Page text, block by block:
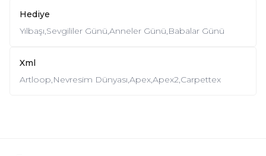
Hediye
Yılbaşı,Sevgililer Günü,Anneler Günü,Babalar Günü
Xml
Artloop,Nevresim Dünyası,Apex,Apex2,Carpettex